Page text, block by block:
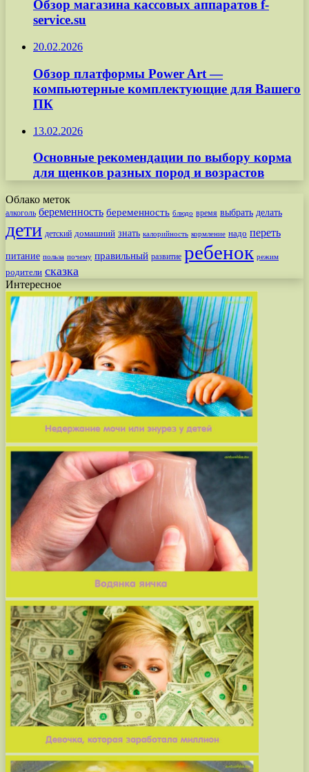
Обзор магазина кассовых аппаратов f-
service.su
20.02.2026
Обзор платформы Power Art —
компьютерные комплектующие для Вашего
ПК
13.02.2026
Основные рекомендации по выбору корма
для щенков разных пород и возрастов
Облако меток
алкоголь беременность беременность блюдо время выбрать делать
дети детский домашний знать калорийность кормление надо переть
питание польза почему правильный развитие ребенок режим
родители сказка
Интересное